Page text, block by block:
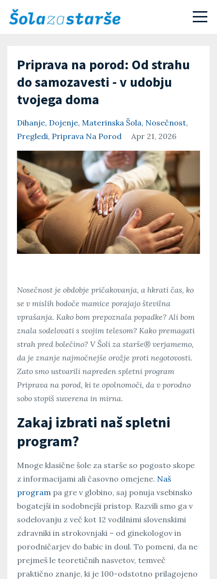
Priprava na porod: Od strahu
do samozavesti - v udobju
tvojega doma
Dihanje Dojenje Materinska Šola Nosečnost
Pregledi Priprava Na Porod Apr 21, 2026
Nosečnost je obdobje pričakovanja, a hkrati čas, ko
se v mislih bodoče mamice porajajo številna
vprašanja. Kako bom prepoznala popadke? Ali bom
znala sodelovati s svojim telesom? Kako premagati
strah pred bolečino? V Šoli za starše® verjamemo,
da je znanje najmočnejše orožje proti negotovosti.
Zato smo ustvarili napreden spletni program
Priprava na porod, ki te opolnomoči, da v porodno
sobo stopiš suverena in mirna.
Zakaj izbrati naš spletni
program?
Mnoge klasične šole za starše so pogosto skope
z informacijami ali časovno omejene. Naš
program pa gre v globino, saj ponuja vsebinsko
bogatejši in sodobnejši pristop. Razvili smo ga v
sodelovanju z več kot 12 vodilnimi slovenskimi
zdravniki in strokovnjaki – od ginekologov in
porodničarjev do babic in doul. To pomeni, da ne
prejmeš le teoretičnih nasvetov, temveč
praktično znanje, ki je 100-odstotno prilagojeno